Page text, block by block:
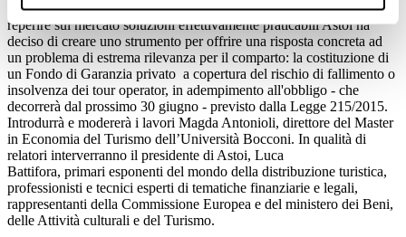
Considerando l'estrema difficoltà che le singole imprese hanno nel
reperire sul mercato soluzioni effettivamente praticabili Astoi ha
deciso di creare uno strumento per offrire una risposta concreta ad
un problema di estrema rilevanza per il comparto: la costituzione di
un Fondo di Garanzia privato a copertura del rischio di fallimento o
insolvenza dei tour operator, in adempimento all'obbligo - che
decorrerà dal prossimo 30 giugno - previsto dalla Legge 215/2015.
Introdurrà e modererà i lavori Magda Antonioli, direttore del Master
in Economia del Turismo dell’Università Bocconi. In qualità di
relatori interverranno il presidente di Astoi, Luca
Battifora, primari esponenti del mondo della distribuzione turistica,
professionisti e tecnici esperti di tematiche finanziarie e legali,
rappresentanti della Commissione Europea e del ministero dei Beni,
delle Attività culturali e del Turismo.